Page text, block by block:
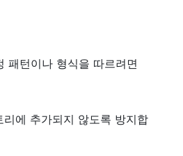
패턴이나 형식을 따르려면
에 추가되지 않도록 방지합